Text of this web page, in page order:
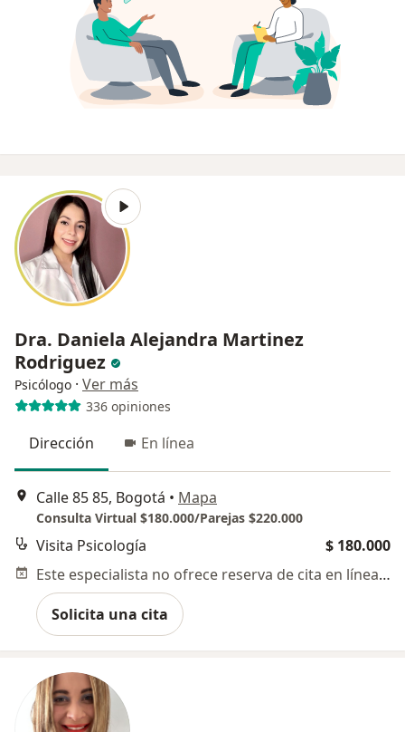
Dra. Daniela Alejandra Martinez
Rodriguez
Psicólogo · Ver más
336 opiniones
Dirección En línea
Calle 85 85, Bogotá • Mapa
Consulta Virtual $180.000/Parejas $220.000
Visita Psicología
$ 180.000
Este especialista no ofrece reserva de cita en línea en esta dirección.
Solicita una cita